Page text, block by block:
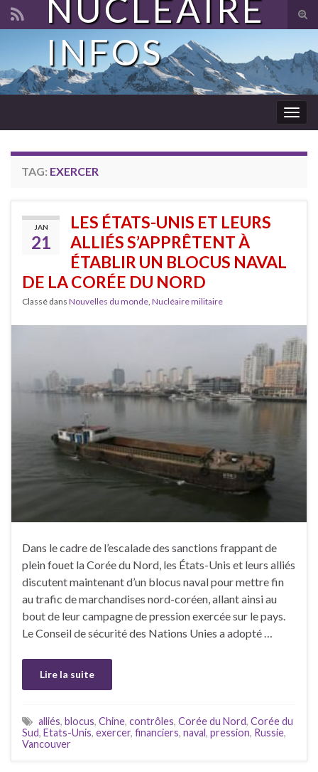
Search for:
NUCLÉAIRE
INFOS
TAG: EXERCER
JAN
21
LES ÉTATS-UNIS ET LEURS
ALLIÉS S’APPRÊTENT À
ÉTABLIR UN BLOCUS NAVAL
DE LA CORÉE DU NORD
Classé dans Nouvelles du monde, Nucléaire militaire
Dans le cadre de l’escalade des sanctions frappant de
plein fouet la Corée du Nord, les États-Unis et leurs alliés
discutent maintenant d’un blocus naval pour mettre fin
au trafic de marchandises nord-coréen, allant ainsi au
bout de leur campagne de pression exercée sur le pays.
Le Conseil de sécurité des Nations Unies a adopté …
Lire la suite
alliés, blocus, Chine, contrôles, Corée du Nord, Corée du
Sud, Etats-Unis, exercer, financiers, naval , pression, Russie,
Vancouver